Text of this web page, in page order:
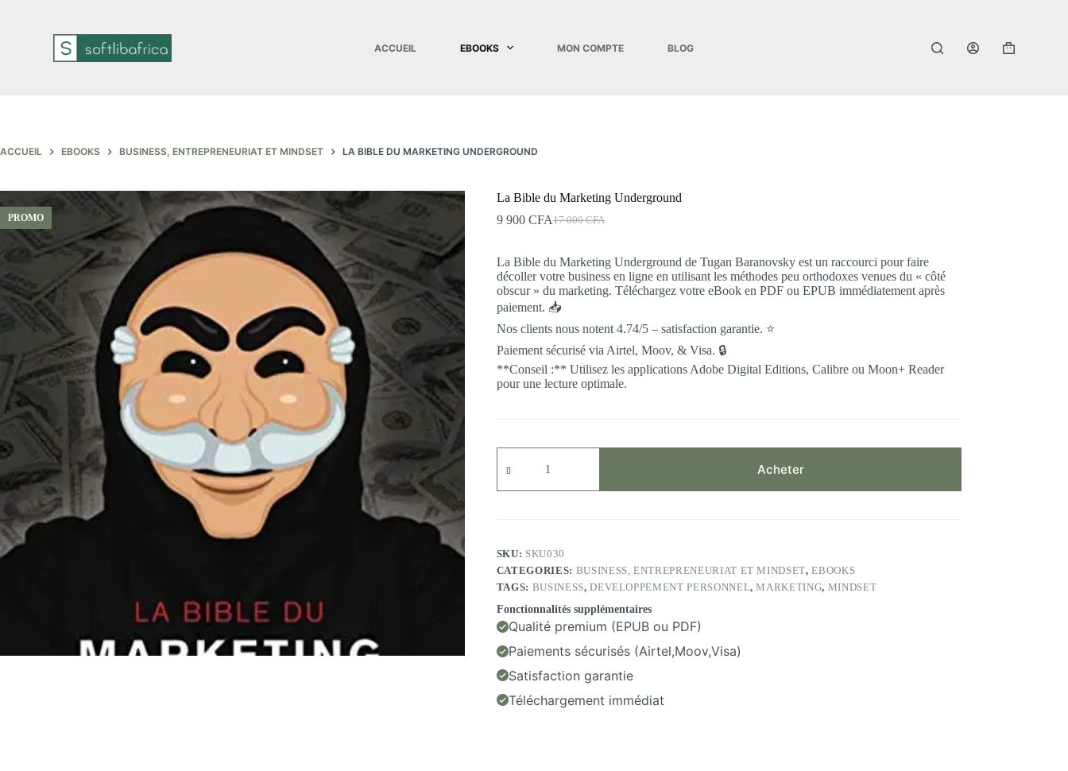
n
u
ACCUEIL EBOOKS MON COMPTE BLOG
ACCUEIL EBOOKS BUSINESS, ENTREPRENEURIAT ET MINDSET LA BIBLE DU MARKETING UNDERGROUND
PROMO
La Bible du Marketing Underground
17 000CFA
9 900 CFA
La Bible du Marketing Underground de Tugan Baranovsky est un raccourci pour faire
décoller votre business en ligne en utilisant les méthodes peu orthodoxes venues du « côté
obscur » du marketing. Téléchargez votre eBook en PDF ou EPUB immédiatement après
paiement. 📥
Nos clients nous notent 4.74/5 – satisfaction garantie. ⭐️
Paiement sécurisé via Airtel, Moov, & Visa. 🔒
**Conseil :** Utilisez les applications Adobe Digital Editions, Calibre ou Moon+ Reader
pour une lecture optimale.
Acheter
SKU: SKU030
CATEGORIES: BUSINESS, ENTREPRENEURIAT ET MINDSET,EBOOKS
TAGS: BUSINESS,DEVELOPPEMENT PERSONNEL,MARKETING, MINDSET
Fonctionnalités supplémentaires
Qualité premium (EPUB ou PDF)
Paiements sécurisés (Airtel,Moov,Visa)
Satisfaction garantie
Téléchargement immédiat